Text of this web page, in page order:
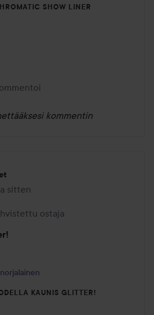
SHOW LINER
kommentin
sitten
2 kuukautta sitten
ostaja
KAUNIS GLITTER!